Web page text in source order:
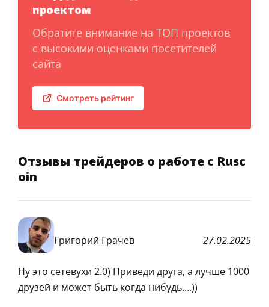
проектом
Обратите внимание на ТОП проектов
с высокими оценками посетителей
сайта
Смотреть рейтинг
Отзывы трейдеров о работе с Rusc
oin
Григорий Грачев 27.02.2025
Ну это сетевухи 2.0) Приведи друга, а лучше 1000
друзей и может быть когда нибудь….))